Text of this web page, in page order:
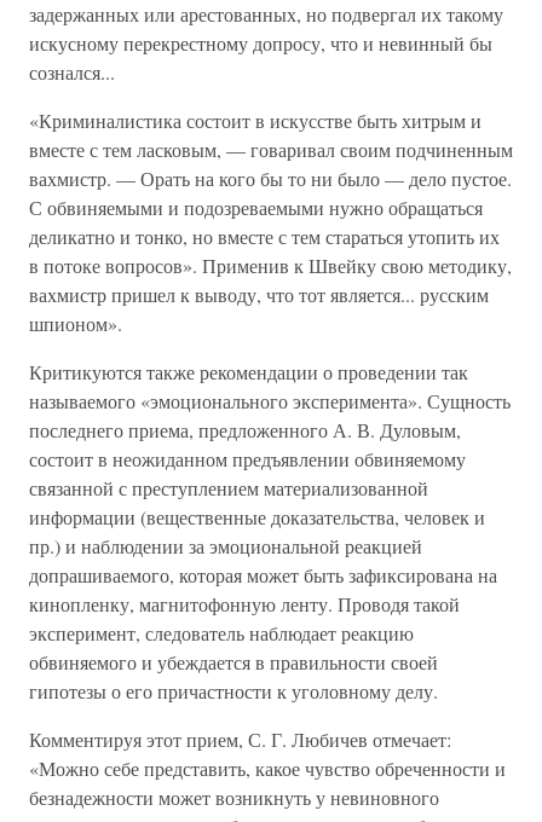
задержанных или арестованных, но подвергал их такому
искусному перекрестному допросу, что и невинный бы
сознался...
«Криминалистика состоит в искусстве быть хитрым и
вместе с тем ласковым, — говаривал своим подчиненным
вахмистр. — Орать на кого бы то ни было — дело пустое.
С обвиняемыми и подозреваемыми нужно обращаться
деликатно и тонко, но вместе с тем стараться утопить их
в потоке вопросов». Применив к Швейку свою методику,
вахмистр пришел к выводу, что тот является... русским
шпионом».
Критикуются также рекомендации о проведении так
называемого «эмоционального эксперимента». Сущность
последнего приема, предложенного А. В. Дуловым,
состоит в неожиданном предъявлении обвиняемому
связанной с преступлением материализованной
информации (вещественные доказательства, человек и
пр.) и наблюдении за эмоциональной реакцией
допрашиваемого, которая может быть зафиксирована на
кинопленку, магнитофонную ленту. Проводя такой
эксперимент, следователь наблюдает реакцию
обвиняемого и убеждается в правильности своей
гипотезы о его причастности к уголовному делу.
Комментируя этот прием, С. Г. Любичев отмечает:
«Можно себе представить, какое чувство обреченности и
безнадежности может возникнуть у невиновного